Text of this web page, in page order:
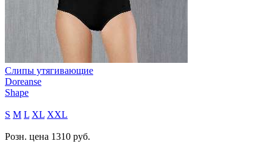
Слипы утягивающие
Doreanse
Shape
S M L XL XXL
Розн. цена 1310 руб.